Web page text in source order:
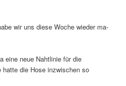
wir uns diese Woche wieder ma-
eine neue Nahtlinie für die
die Hose inzwischen so